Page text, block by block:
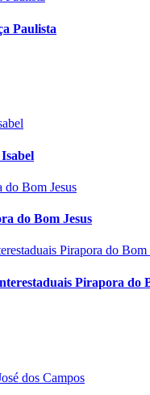
Paulista
do Bom Jesus
Pirapora do